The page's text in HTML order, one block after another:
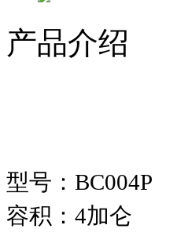
产品介绍
型号：
容积：4加